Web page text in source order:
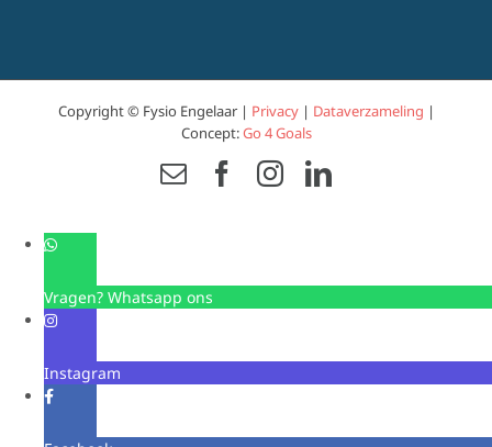
Copyright © Fysio Engelaar | Privacy| Dataverzameling |
Concept:Go 4 Goals
Email Facebook
Instagram
LinkedIn
Vragen? Whatsapp ons
Instagram